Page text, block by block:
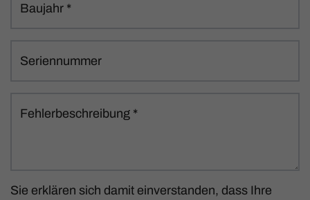
Baujahr *
Seriennummer
Fehlerbeschreibung *
Sie erklären sich damit einverstanden, dass Ihre